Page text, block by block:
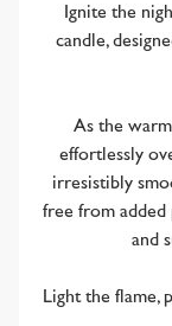
Ignite the
candle,
As the
effortlessly
irresistibly
free from added
and
Light the flame,